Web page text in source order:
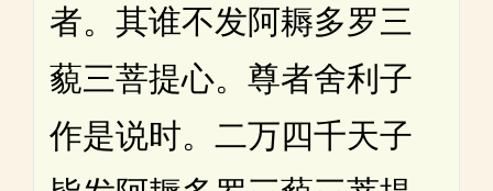
者。其谁不发阿耨多罗三
藐三菩提心。尊者舍利子
作是说时。二万四千天子